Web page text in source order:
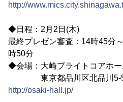
http://
◆日程：2月2日(木)
最終プレゼン審査：14時45分
時50分
◆会場：大崎ブライトコアホ
東京都品川区北品川5-5-
http://osaki-hall.jp/